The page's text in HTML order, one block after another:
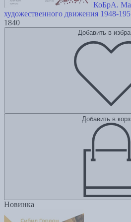
КоБрА.
художественного движения 1948-
1840
Добавить в
Добавить в
Новинка